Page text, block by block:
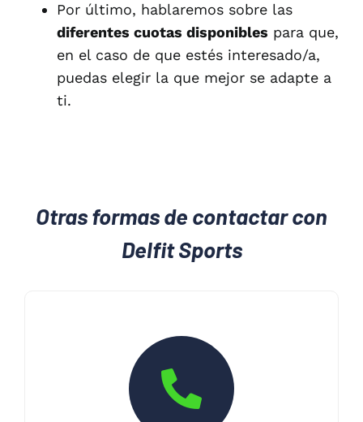
Por último, hablaremos sobre las
diferentes cuotas disponibles para que,
en el caso de que estés interesado/a,
puedas elegir la que mejor se adapte a
ti.
Otras formas de contactar con
Delfit Sports